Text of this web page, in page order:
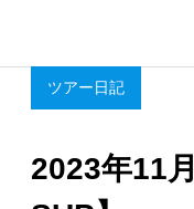
ツアー日記
2023年11